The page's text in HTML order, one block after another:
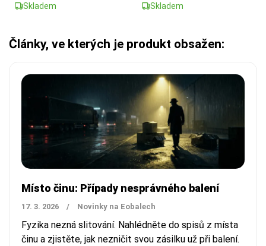
Skladem Skladem
Články, ve kterých je produkt obsažen:
Místo činu: Případy nesprávného balení
17. 3. 2026 / Novinky na Eobalech
Fyzika nezná slitování. Nahlédněte do spisů z místa
činu a zjistěte, jak nezničit svou zásilku už při balení.